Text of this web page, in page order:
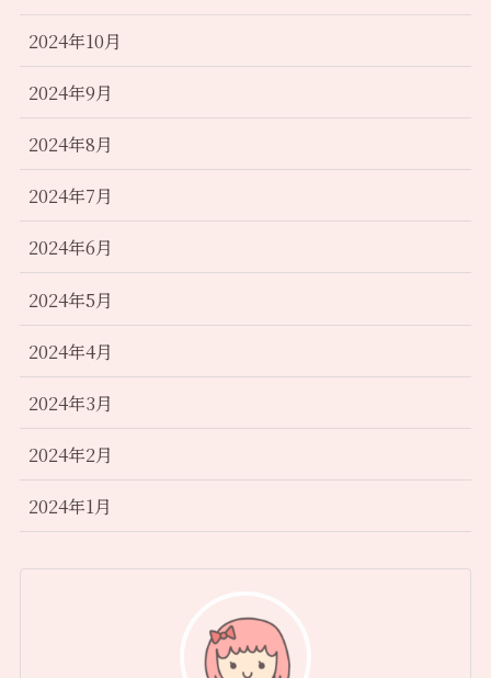
2024年10月
2024年9月
2024年8月
2024年7月
2024年6月
2024年5月
2024年4月
2024年3月
2024年2月
2024年1月